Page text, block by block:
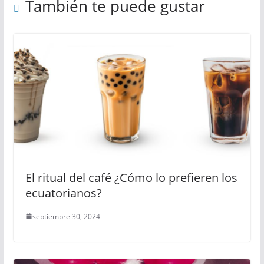
También te puede gustar
El ritual del café ¿Cómo lo prefieren los
ecuatorianos?
septiembre 30, 2024